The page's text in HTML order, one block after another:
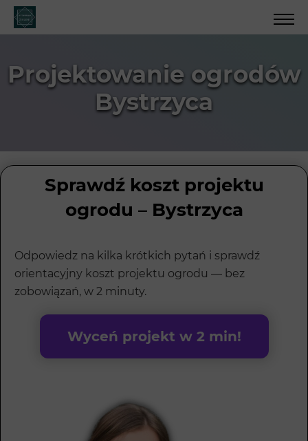
Projektowanie ogrodów
Bystrzyca
Sprawdź koszt projektu
ogrodu – Bystrzyca
Odpowiedz na kilka krótkich pytań i sprawdź
orientacyjny koszt projektu ogrodu — bez
zobowiązań, w 2 minuty.
Wyceń projekt w 2 min!